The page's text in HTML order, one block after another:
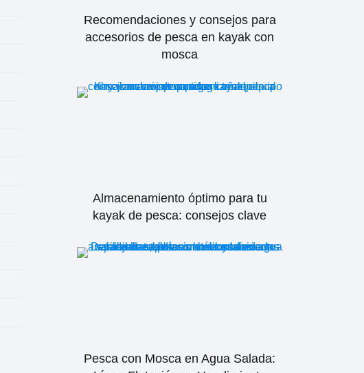
Recomendaciones y consejos para
accesorios de pesca en kayak con
mosca
Almacenamiento óptimo para tu
kayak de pesca: consejos clave
Pesca con Mosca en Agua Salada: